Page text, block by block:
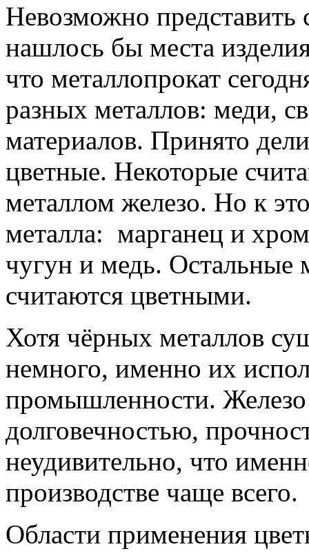
Невозможно представить
нашлось бы места
что металлопрокат
разных металлов: меди,
материалов. Принято
цветные. Некоторые
металлом железо. Но к
металла: марганец и
чугун и медь. Остальные
считаются цветными.
Хотя чёрных металлов
немного, именно их
промышленности. Железо
долговечностью,
неудивительно, что
производстве чаще всего.
Области применения